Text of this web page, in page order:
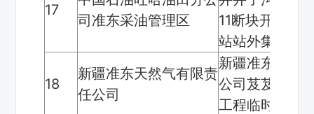
17
司准东采油管理区
11断块开发试
站站外集输管
18
新疆准东天然气有限责
任公司
新疆准东天然
公司芨芨湖燃
工程临时用地